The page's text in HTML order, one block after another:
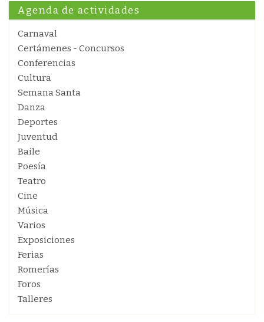
Agenda de actividades
Carnaval
Certámenes - Concursos
Conferencias
Cultura
Semana Santa
Danza
Deportes
Juventud
Baile
Poesía
Teatro
Cine
Música
Varios
Exposiciones
Ferias
Romerías
Foros
Talleres